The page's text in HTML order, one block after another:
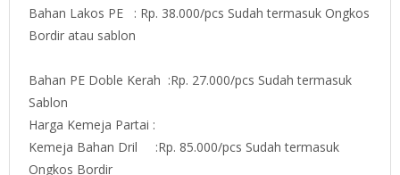
Bahan Lakos PE : Rp. 38.000/pcs Sudah termasuk Ongkos
Bordir atau sablon
Bahan PE Doble Kerah :Rp. 27.000/pcs Sudah termasuk
Sablon
Harga Kemeja Partai :
Kemeja Bahan Dril :Rp. 85.000/pcs Sudah termasuk
Ongkos Bordir